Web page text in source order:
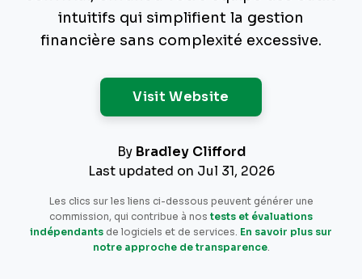
intuitifs qui simplifient la gestion
financière sans complexité excessive.
Visit Website
By Bradley Clifford
Last updated on Jul 31, 2026
Les clics sur les liens ci-dessous peuvent générer une
commission, qui contribue à nos tests et évaluations
indépendants de logiciels et de services. En savoir plus sur
notre approche de transparence.